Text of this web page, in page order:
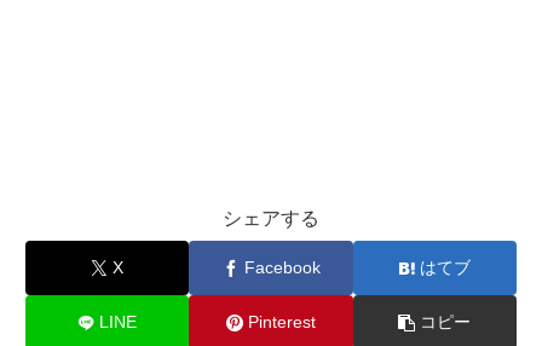
シェアする
X Facebook はてブ
LINE Pinterest コピー